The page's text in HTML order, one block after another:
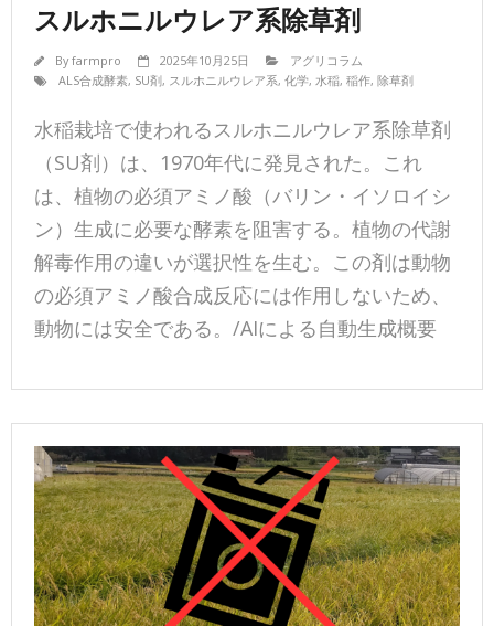
スルホニルウレア系除草剤
Byfarmpro 2025年10月25日
アグリコラム
ALS合成酵素, SU剤, スルホニルウレア系, 化学, 水稲, 稲作, 除草剤
水稲栽培で使われるスルホニルウレア系除草剤
（SU剤）は、1970年代に発見された。これ
は、植物の必須アミノ酸（バリン・イソロイシ
ン）生成に必要な酵素を阻害する。植物の代謝
解毒作用の違いが選択性を生む。この剤は動物
の必須アミノ酸合成反応には作用しないため、
動物には安全である。/AIによる自動生成概要